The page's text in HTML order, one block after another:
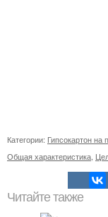
Категории: Гипсокартон на
Общая характеристика
Читайте также